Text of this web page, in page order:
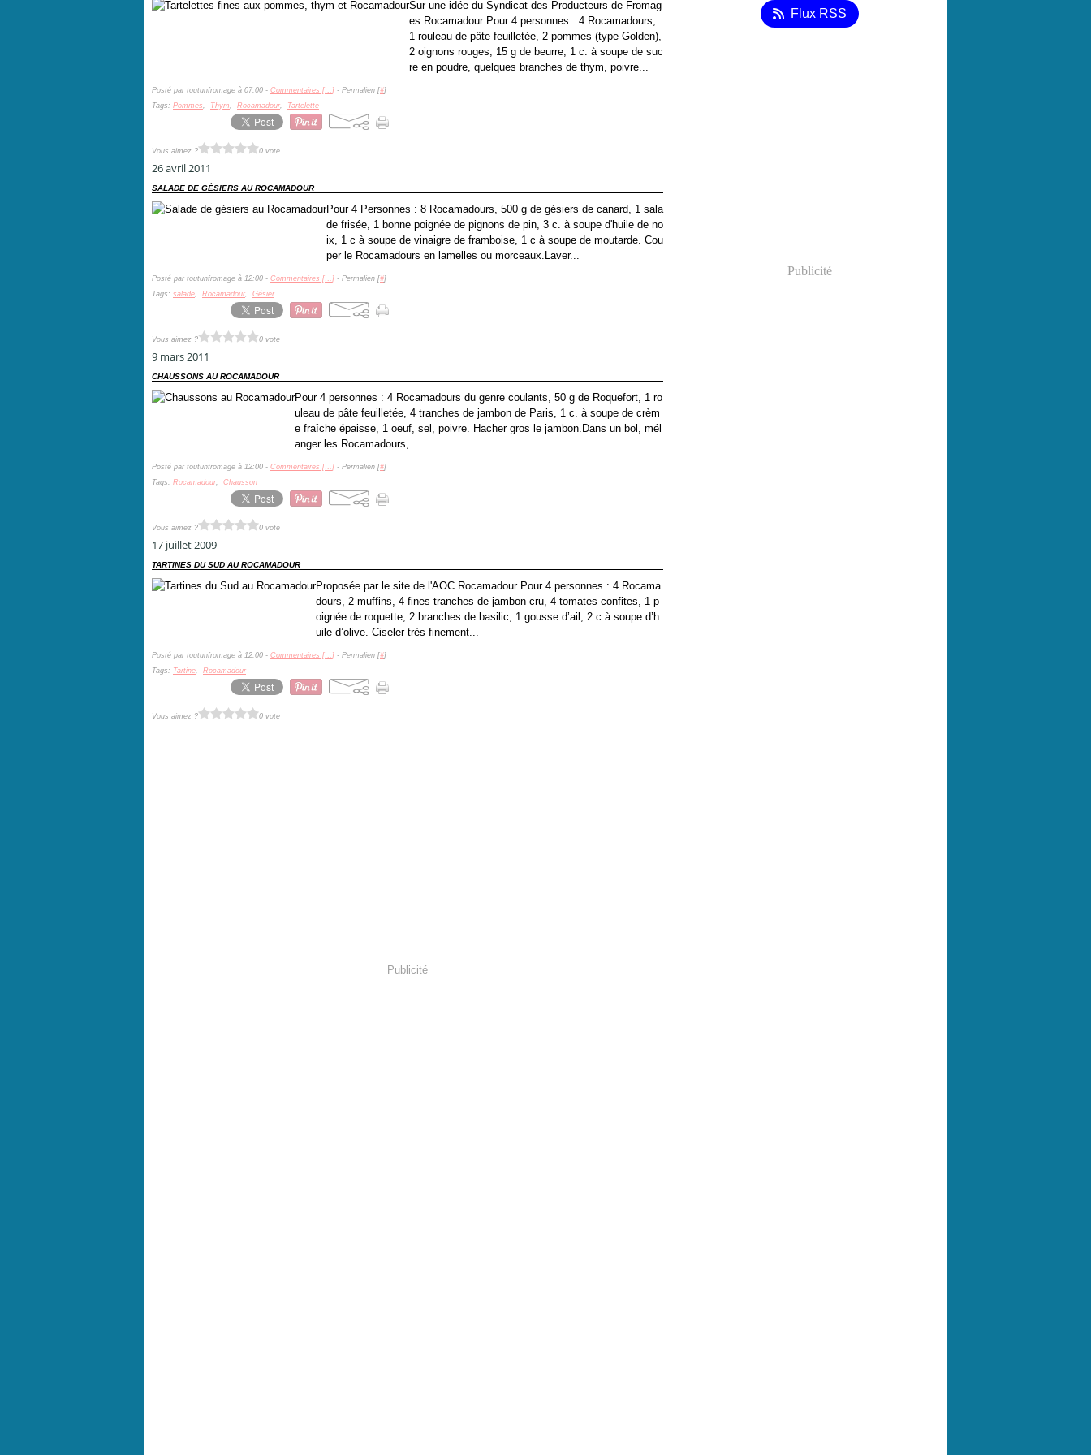
Sur une idée du Syndicat des Producteurs de Fromag
es Rocamadour Pour 4 personnes : 4 Rocamadours,
1 rouleau de pâte feuilletée, 2 pommes (type Golden),
2 oignons rouges, 15 g de beurre, 1 c. à soupe de suc
re en poudre, quelques branches de thym, poivre...
Posté par toutunfromage à 07:00 - Commentaires […] - Permalien [#]
Tags: Pommes, Thym, Rocamadour, Tartelette
Vous aimez ? 0 vote
26 avril 2011
SALADE DE GÉSIERS AU ROCAMADOUR
Pour 4 Personnes : 8 Rocamadours, 500 g de gésiers de canard, 1 sala
de frisée, 1 bonne poignée de pignons de pin, 3 c. à soupe d'huile de no
ix, 1 c à soupe de vinaigre de framboise, 1 c à soupe de moutarde. Cou
per le Rocamadours en lamelles ou morceaux.Laver...
Posté par toutunfromage à 12:00 - Commentaires […] - Permalien [#]
Tags: salade, Rocamadour, Gésier
Vous aimez ? 0 vote
9 mars 2011
CHAUSSONS AU ROCAMADOUR
Pour 4 personnes : 4 Rocamadours du genre coulants, 50 g de Roquefort, 1 ro
uleau de pâte feuilletée, 4 tranches de jambon de Paris, 1 c. à soupe de crèm
e fraîche épaisse, 1 oeuf, sel, poivre. Hacher gros le jambon.Dans un bol, mél
anger les Rocamadours,...
Posté par toutunfromage à 12:00 - Commentaires […] - Permalien [#]
Tags: Rocamadour, Chausson
Vous aimez ? 0 vote
17 juillet 2009
TARTINES DU SUD AU ROCAMADOUR
Proposée par le site de l'AOC Rocamadour Pour 4 personnes : 4 Rocama
dours, 2 muffins, 4 fines tranches de jambon cru, 4 tomates confites, 1 p
oignée de roquette, 2 branches de basilic, 1 gousse d’ail, 2 c à soupe d’h
uile d’olive. Ciseler très finement...
Posté par toutunfromage à 12:00 - Commentaires […] - Permalien [#]
Tags: Tartine, Rocamadour
Vous aimez ? 0 vote
Publicité
Flux RSS
Publicité